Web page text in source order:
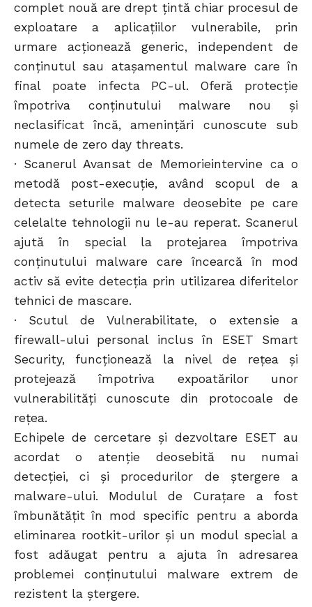
complet nouă are drept ţintă chiar procesul de
exploatare a aplicațiilor vulnerabile, prin
urmare acţionează generic, independent de
conţinutul sau ataşamentul malware care în
final poate infecta PC-ul. Oferă protecţie
împotriva conţinutului malware nou şi
neclasificat încă, ameninţări cunoscute sub
numele de zero day threats.
· Scanerul Avansat de Memorieintervine ca o
metodă post-execuție, având scopul de a
detecta seturile malware deosebite pe care
celelalte tehnologii nu le-au reperat. Scanerul
ajută în special la protejarea împotriva
conţinutului malware care încearcă în mod
activ să evite detecţia prin utilizarea diferitelor
tehnici de mascare.
· Scutul de Vulnerabilitate, o extensie a
firewall-ului personal inclus în ESET Smart
Security, funcționează la nivel de rețea și
protejează împotriva expoatărilor unor
vulnerabilităţi cunoscute din protocoale de
rețea.
Echipele de cercetare și dezvoltare ESET au
acordat o atenție deosebită nu numai
detecţiei, ci şi procedurilor de ştergere a
malware-ului. Modulul de Curaţare a fost
îmbunătățit în mod specific pentru a aborda
eliminarea rootkit-urilor și un modul special a
fost adăugat pentru a ajuta în adresarea
problemei conţinutului malware extrem de
rezistent la ştergere.